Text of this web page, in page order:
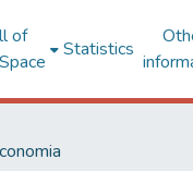
of
Statistics